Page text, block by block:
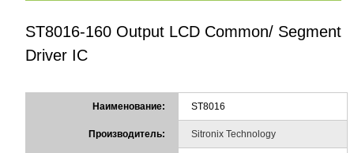
ST8016-160 Output LCD Common/ Segment
Driver IC
Наименование: ST8016
Производитель: Sitronix Technology